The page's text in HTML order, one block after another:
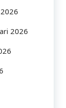
2026